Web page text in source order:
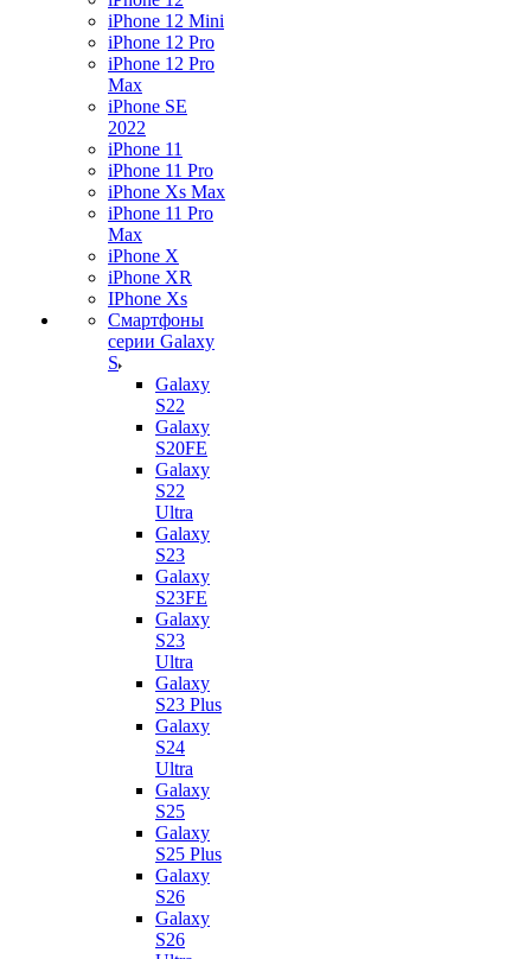
iPhone 12 Mini
iPhone 12 Pro
iPhone 12 Pro
Max
iPhone SE
2022
iPhone 11
iPhone 11 Pro
iPhone Xs Max
iPhone 11 Pro
Max
iPhone X
iPhone XR
IPhone Xs
Смартфоны
серии Galaxy
S
Galaxy
S22
Galaxy
S20FE
Galaxy
S22
Ultra
Galaxy
S23
Galaxy
S23FE
Galaxy
S23
Ultra
Galaxy
S23 Plus
Galaxy
S24
Ultra
Galaxy
S25
Galaxy
S25 Plus
Galaxy
S26
Galaxy
S26